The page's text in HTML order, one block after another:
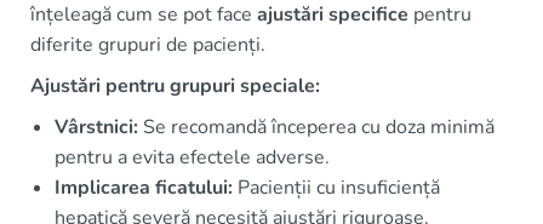
înțeleagă cum se pot face ajustări specifice pentru
diferite grupuri de pacienți.
Ajustări pentru grupuri speciale:
Vârstnici: Se recomandă începerea cu doza minimă
pentru a evita efectele adverse.
Implicarea ficatului: Pacienții cu insuficiență
hepatică severă necesită ajustări riguroase.